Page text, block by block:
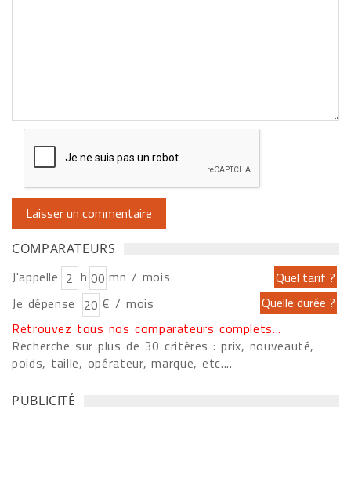
COMPARATEURS
J'appelle h
mn / mois
Je dépense
€ / mois
Retrouvez tous nos comparateurs complets...
Recherche sur plus de 30 critères : prix, nouveauté,
poids, taille, opérateur, marque, etc....
PUBLICITÉ